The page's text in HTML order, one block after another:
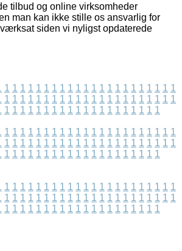
tilbud og online virksomheder
man kan ikke stille os ansvarlig for
siden vi nyligst opdaterede
1 1 1 1 1 1 1 1 1 1 1 1 1 1 1 1 1 1 1 1 1 1
1 1 1 1 1 1 1 1 1 1 1 1 1 1 1 1 1 1 1 1 1 1
1 1 1 1 1 1 1 1 1 1 1 1 1 1 1 1 1 1 1 1
1 1 1 1 1 1 1 1 1 1 1 1 1 1 1 1 1 1 1 1 1 1
1 1 1 1 1 1 1 1 1 1 1 1 1 1 1 1 1 1 1 1 1 1
1 1 1 1 1 1 1 1 1 1 1 1 1 1 1 1 1 1 1 1
1 1 1 1 1 1 1 1 1 1 1 1 1 1 1 1 1 1 1 1 1 1
1 1 1 1 1 1 1 1 1 1 1 1 1 1 1 1 1 1 1 1 1 1
1 1 1 1 1 1 1 1 1 1 1 1 1 1 1 1 1 1 1 1